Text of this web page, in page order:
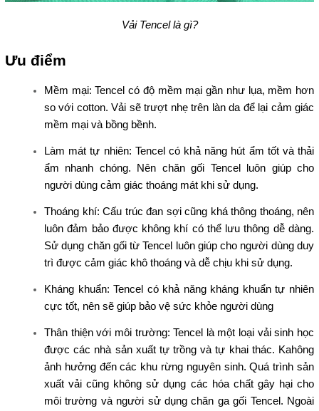
Vải Tencel là gì?
Ưu điểm
Mềm mại: Tencel có độ mềm mại gần như lụa, mềm hơn
so với cotton. Vải sẽ trượt nhẹ trên làn da để lại cảm giác
mềm mại và bồng bềnh.
Làm mát tự nhiên: Tencel có khả năng hút ẩm tốt và thải
ẩm nhanh chóng. Nên chăn gối Tencel luôn giúp cho
người dùng cảm giác thoáng mát khi sử dụng.
Thoáng khí: Cấu trúc đan sợi cũng khá thông thoáng, nên
luôn đảm bảo được không khí có thể lưu thông dễ dàng.
Sử dụng chăn gối từ Tencel luôn giúp cho người dùng duy
trì được cảm giác khô thoáng và dễ chịu khi sử dụng.
Kháng khuẩn: Tencel có khả năng kháng khuẩn tự nhiên
cực tốt, nên sẽ giúp bảo vệ sức khỏe người dùng
Thân thiện với môi trường: Tencel là một loại vải sinh học
được các nhà sản xuất tự trồng và tự khai thác. Kahông
ảnh hưởng đến các khu rừng nguyên sinh. Quá trình sản
xuất vải cũng không sử dụng các hóa chất gây hại cho
môi trường và người sử dụng chăn ga gối Tencel. Ngoài